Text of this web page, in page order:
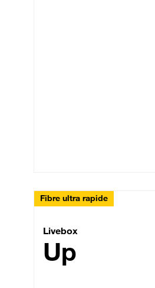
Fibre ultra rapide
Livebox Up
Livebox
Up